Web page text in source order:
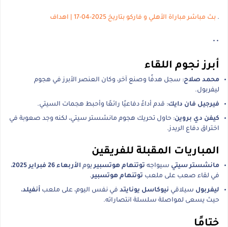
. بث مباشر مباراة الأهلي و فاركو بتاريخ 2025-04-17 | اهداف
..
أبرز نجوم اللقاء
محمد صلاح: سجل هدفًا وصنع آخر، وكان العنصر الأبرز في هجوم
ليفربول.
فيرجيل فان دايك: قدم أداءً دفاعيًا رائعًا وأحبط هجمات السيتي.
كيفن دي بروين: حاول تحريك هجوم مانشستر سيتي، لكنه وجد صعوبة في
اختراق دفاع الريدز.
المباريات المقبلة للفريقين
مانشستر سيتي سيواجه توتنهام هوتسبيريوم الأربعاء 26 فبراير 2025
،
في لقاء صعب على ملعب توتنهام هوتسبير.
ليفربول سيلاقي نيوكاسل يونايتد في نفس اليوم، على ملعب أنفيلد،
حيث يسعى لمواصلة سلسلة انتصاراته.
ختامًا